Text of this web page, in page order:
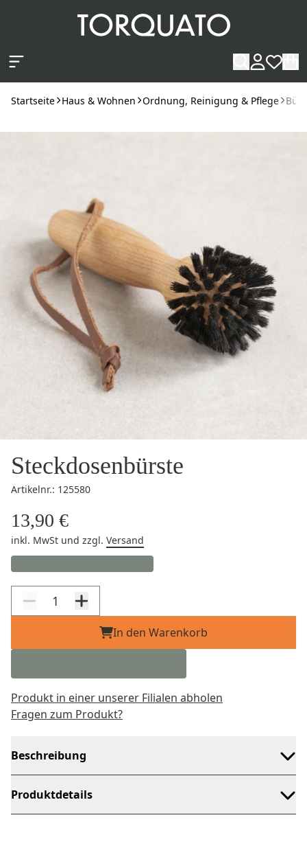
Startseite Haus & Wohnen Ordnung, Reinigung & Pflege
Steckdosenbürste
Artikelnr.: 125580
13,90 €
inkl. MwSt und zzgl. Versand
In den Warenkorb
Produkt in einer unserer Filialen abholen
Fragen zum Produkt?
Beschreibung
Produktdetails